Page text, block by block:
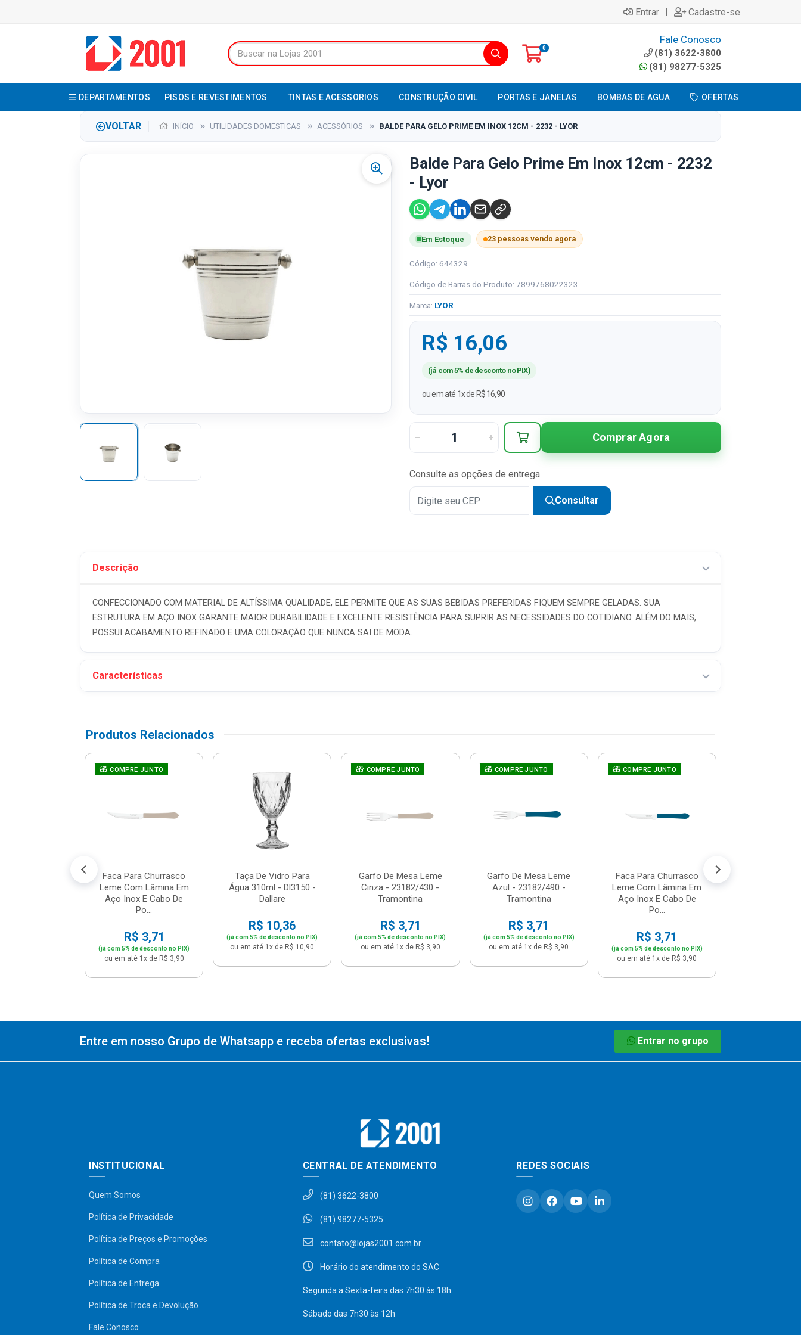
Entrar | Cadastre-se
0
Fale Conosco
(81) 3622-3800
(81) 98277-5325
DEPARTAMENTOS PISOS E REVESTIMENTOS TINTAS E ACESSORIOS CONSTRUÇÃO CIVIL PORTAS E JANELAS BOMBAS DE AGUA OFERTAS
VOLTAR INÍCIO UTILIDADES DOMESTICAS ACESSÓRIOS BALDE PARA GELO PRIME EM INOX 12CM - 2232 - LYOR
Balde Para Gelo Prime Em Inox 12cm - 2232
- Lyor
Em Estoque 23 pessoas vendo agora
Código: 644329
Código de Barras do Produto: 7899768022323
Marca: LYOR
R$ 16,06
(já com 5% de desconto no PIX)
ou em até 1x de R$ 16,90
Comprar Agora
Consulte as opções de entrega
Consultar
Descrição
CONFECCIONADO COM MATERIAL DE ALTÍSSIMA QUALIDADE, ELE PERMITE QUE AS SUAS BEBIDAS PREFERIDAS FIQUEM SEMPRE GELADAS. SUA
ESTRUTURA EM AÇO INOX GARANTE MAIOR DURABILIDADE E EXCELENTE RESISTÊNCIA PARA SUPRIR AS NECESSIDADES DO COTIDIANO. ALÉM DO MAIS,
POSSUI ACABAMENTO REFINADO E UMA COLORAÇÃO QUE NUNCA SAI DE MODA.
Características
Produtos Relacionados
COMPRE JUNTO
Faca Para Churrasco
Leme Com Lâmina Em
Aço Inox E Cabo De
Po...
R$ 3,71
(já com 5% de desconto no PIX)
ou em até 1x de R$ 3,90
Taça De Vidro Para
Água 310ml - Dl3150 -
Dallare
R$ 10,36
(já com 5% de desconto no PIX)
ou em até 1x de R$ 10,90
COMPRE JUNTO
Garfo De Mesa Leme
Cinza - 23182/430 -
Tramontina
R$ 3,71
(já com 5% de desconto no PIX)
ou em até 1x de R$ 3,90
COMPRE JUNTO
Garfo De Mesa Leme
Azul - 23182/490 -
Tramontina
R$ 3,71
(já com 5% de desconto no PIX)
ou em até 1x de R$ 3,90
COMPRE JUNTO
Faca Para Churrasco
Leme Com Lâmina Em
Aço Inox E Cabo De
Po...
R$ 3,71
(já com 5% de desconto no PIX)
ou em até 1x de R$ 3,90
Entre em nosso Grupo de Whatsapp e receba ofertas exclusivas! Entrar no grupo
INSTITUCIONAL
Quem Somos
Política de Privacidade
Política de Preços e Promoções
Política de Compra
Política de Entrega
Política de Troca e Devolução
Fale Conosco
CENTRAL DE ATENDIMENTO
(81) 3622-3800
(81) 98277-5325
contato@lojas2001.com.br
Horário do atendimento do SAC
Segunda a Sexta-feira das 7h30 às 18h
Sábado das 7h30 às 12h
REDES SOCIAIS